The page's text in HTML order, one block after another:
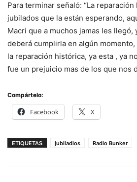
Para terminar señaló: “La
jubilados que la están esperando,
Macri que a muchos jamas les llegó,
deberá cumplirla en algún
la reparación histórica, ya esta , ya
fue un prejuicio mas de los que nos
Compártelo:
Facebook X
ETIQUETAS jubiladios Radio Bunker